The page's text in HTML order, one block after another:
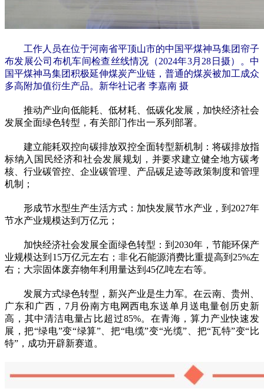
工作人员在位于河南省平顶山市的中国平煤神马集团帘子
布发展公司布机车间检查丝线情况（2024年3月28日摄）。中
国平煤神马集团积极延伸煤炭产业链，普通的煤炭被加工成众
多高附加值衍生产品。新华社记者 李嘉南 摄
推动产业向低能耗、低材耗、低碳化发展，加快经济社会
发展全面绿色转型，有关部门作出一系列部署。
建立能耗双控向碳排放双控全面转型新机制：将碳排放指
标纳入国民经济和社会发展规划，并要求建立健全地方碳考
核、行业碳管控、企业碳管理、产品碳足迹等政策制度和管理
机制；
形成节水型生产生活方式：加快发展节水产业，到2027年
节水产业规模达到万亿元；
加快经济社会发展全面绿色转型：到2030年，节能环保产
业规模达到15万亿元左右；非化石能源消费比重提高到25%左
右；大宗固体废弃物年利用量达到45亿吨左右等。
发展方式绿色转型，新兴产业是生力军。在云南、贵州、
广东和广西，7月份南方电网西电东送单月送电量创历史新
高，其中清洁电量占比超过85%。在青海，算力产业快速发
展，把“绿电”变“绿算”、把“电缆”变“光缆”、把“瓦特”变“比
特”，成功开辟新赛道。